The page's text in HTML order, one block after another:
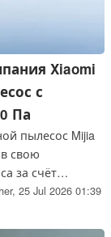
Xiaomi
с
Па
пылесос Mijia
свою
за счёт
Па, внедрения
модель
25 Jul 2026 01:39